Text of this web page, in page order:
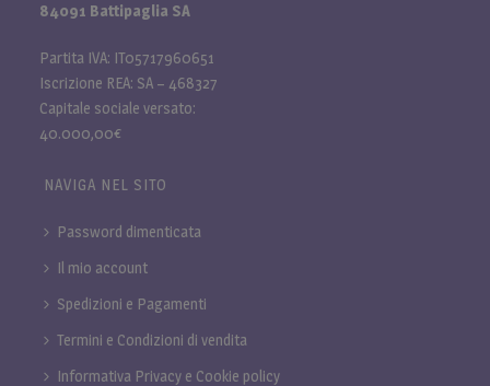
84091 Battipaglia SA
Partita IVA: IT05717960651
Iscrizione REA: SA – 468327
Capitale sociale versato:
40.000,00€
NAVIGA NEL SITO
Password dimenticata
Il mio account
Spedizioni e Pagamenti
Termini e Condizioni di vendita
Informativa Privacy e Cookie policy